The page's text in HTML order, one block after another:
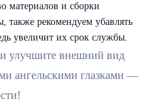
материалов и сборки
также рекомендуем убавлять
увеличит их срок службы.
улучшите внешний вид
ангельскими глазками —